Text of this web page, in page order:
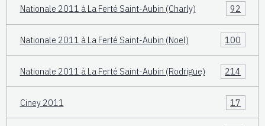
Nationale 2011 à La Ferté Saint-Aubin (Charly) 92
Nationale 2011 à La Ferté Saint-Aubin (Noel) 100
Nationale 2011 à La Ferté Saint-Aubin (Rodrigue) 214
Ciney 2011 17